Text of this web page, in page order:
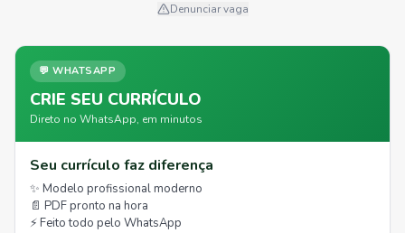
Denunciar vaga
💬 WHATSAPP
CRIE SEU CURRÍCULO
Direto no WhatsApp, em minutos
Seu currículo faz diferença
✨ Modelo profissional moderno
📄 PDF pronto na hora
⚡ Feito todo pelo WhatsApp